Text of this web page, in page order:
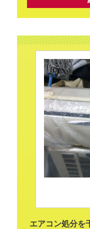
エアコン処分を